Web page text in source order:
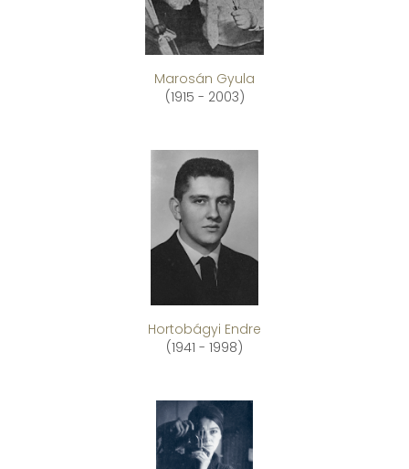
Marosán Gyula
(1915 - 2003)
Hortobágyi Endre
(1941 - 1998)